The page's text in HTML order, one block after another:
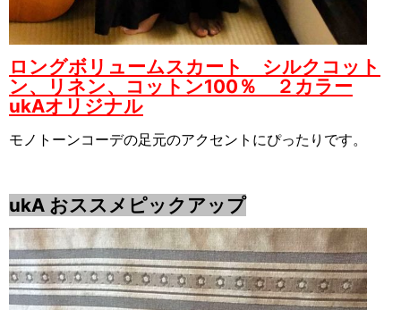
ロングボリュームスカート シルクコット
ン、リネン、コットン100％ ２カラー
ukAオリジナル
モノトーンコーデの足元のアクセントにぴったりです。
ukA おススメピックアップ